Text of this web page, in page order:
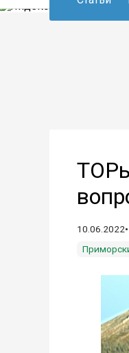
10.06.2022